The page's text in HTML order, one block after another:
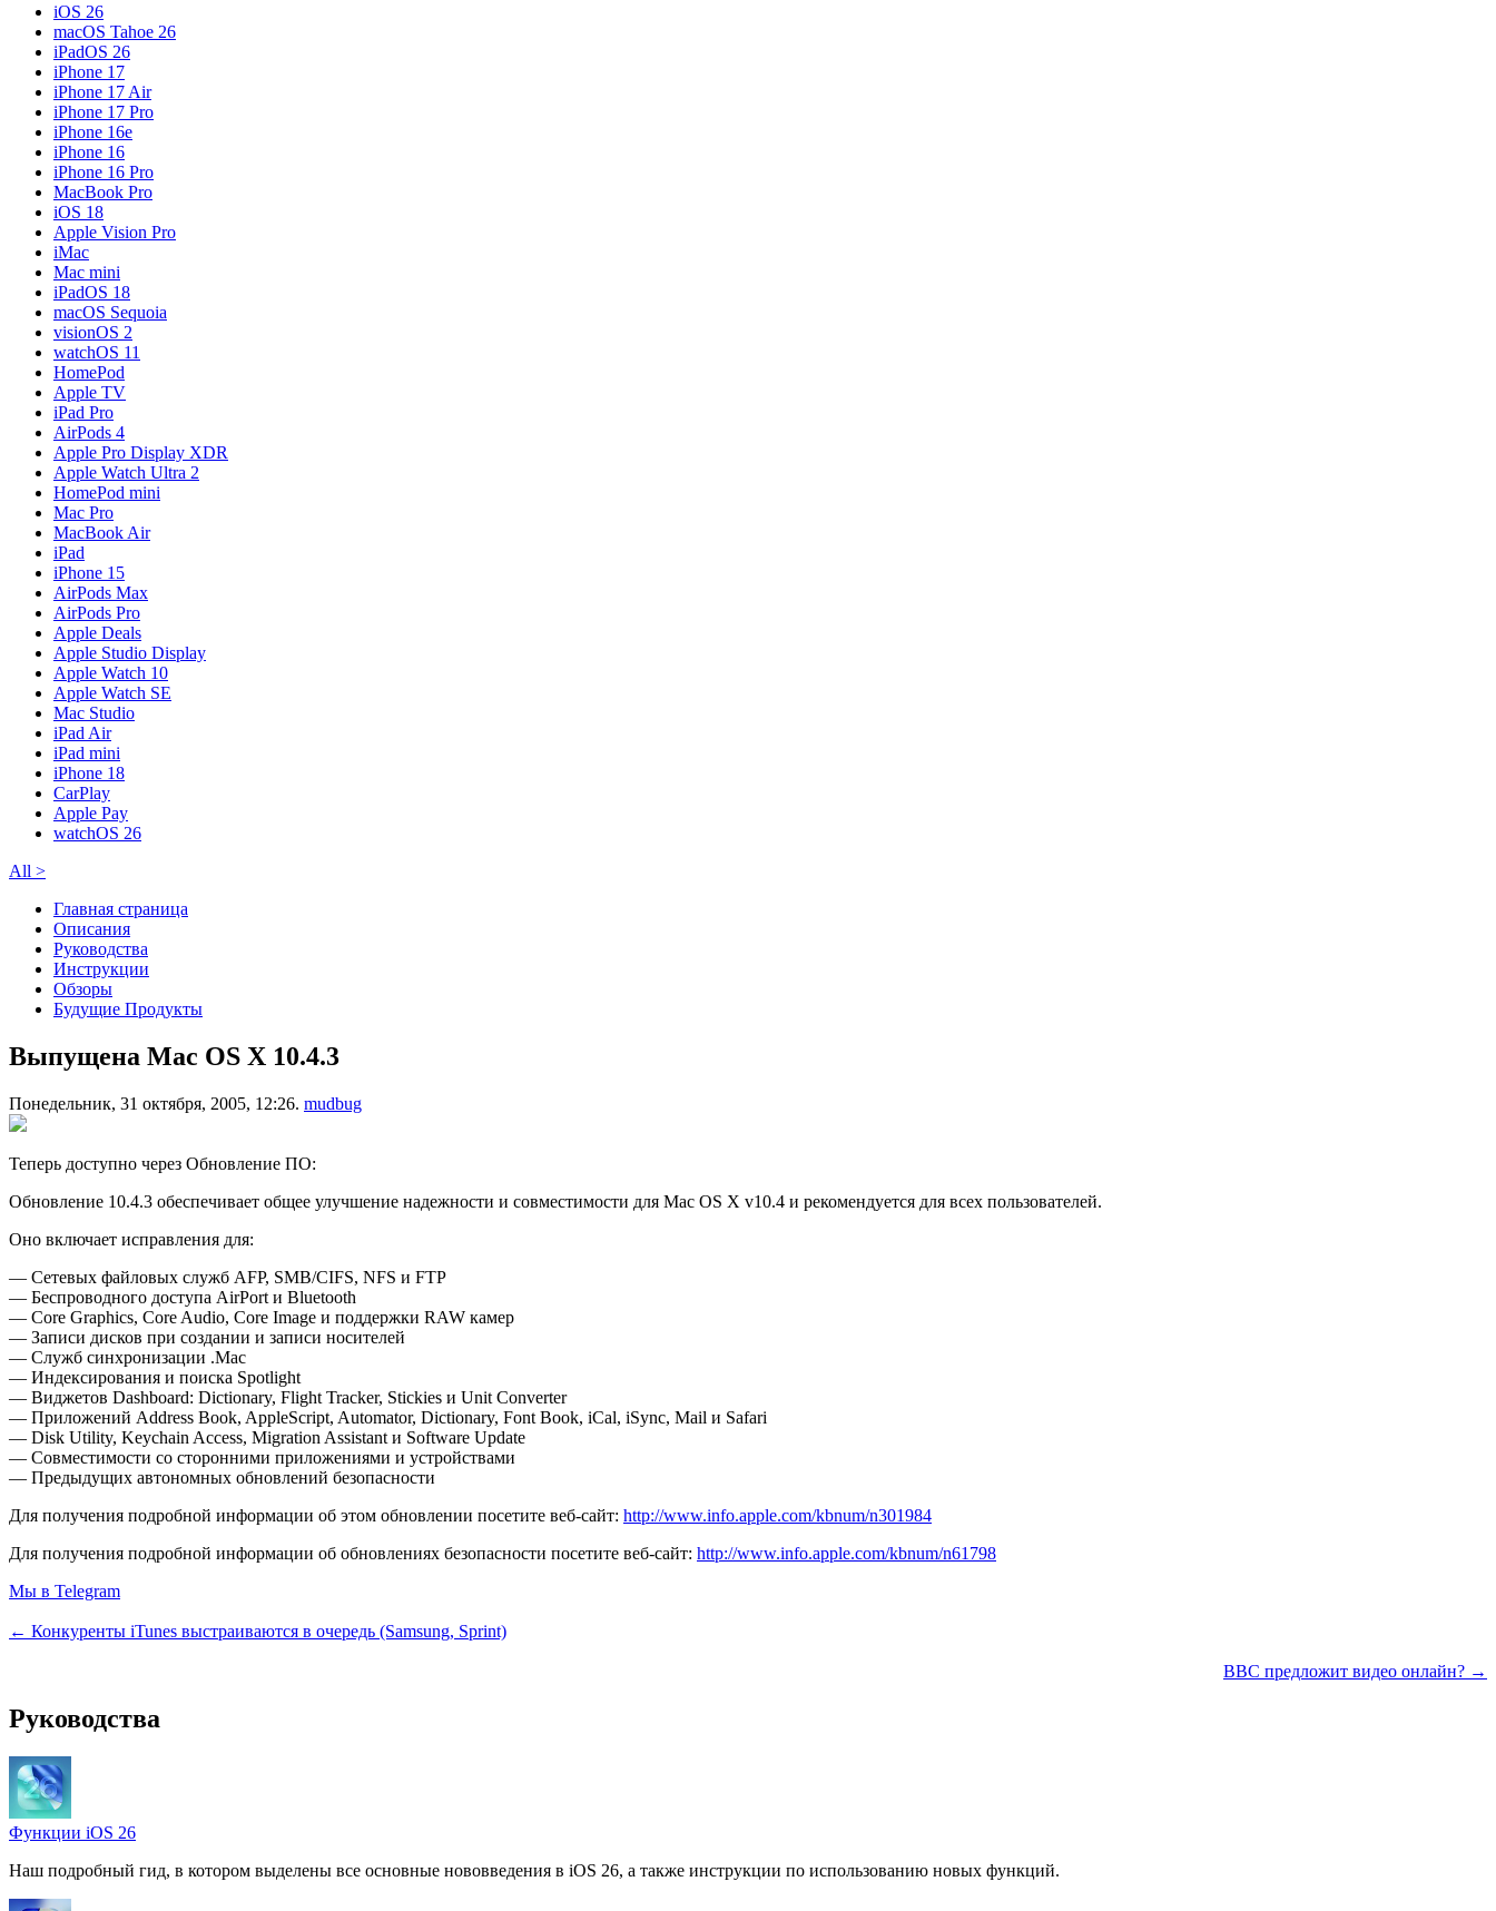
iOS 26
macOS Tahoe 26
iPadOS 26
iPhone 17
iPhone 17 Air
iPhone 17 Pro
iPhone 16e
iPhone 16
iPhone 16 Pro
MacBook Pro
iOS 18
Apple Vision Pro
iMac
Mac mini
iPadOS 18
macOS Sequoia
visionOS 2
watchOS 11
HomePod
Apple TV
iPad Pro
AirPods 4
Apple Pro Display XDR
Apple Watch Ultra 2
HomePod mini
Mac Pro
MacBook Air
iPad
iPhone 15
AirPods Max
AirPods Pro
Apple Deals
Apple Studio Display
Apple Watch 10
Apple Watch SE
Mac Studio
iPad Air
iPad mini
iPhone 18
CarPlay
Apple Pay
watchOS 26
All >
Главная страница
Описания
Руководства
Инструкции
Обзоры
Будущие Продукты
Выпущена Mac OS X 10.4.3
Понедельник, 31 октября, 2005, 12:26. mudbug
Теперь доступно через Обновление ПО:
Обновление 10.4.3 обеспечивает общее улучшение надежности и совместимости для Mac OS X v10.4 и рекомендуется для всех пользователей.
Оно включает исправления для:
— Сетевых файловых служб AFP, SMB/CIFS, NFS и FTP
— Беспроводного доступа AirPort и Bluetooth
— Core Graphics, Core Audio, Core Image и поддержки RAW камер
— Записи дисков при создании и записи носителей
— Служб синхронизации .Mac
— Индексирования и поиска Spotlight
— Виджетов Dashboard: Dictionary, Flight Tracker, Stickies и Unit Converter
— Приложений Address Book, AppleScript, Automator, Dictionary, Font Book, iCal, iSync, Mail и Safari
— Disk Utility, Keychain Access, Migration Assistant и Software Update
— Совместимости со сторонними приложениями и устройствами
— Предыдущих автономных обновлений безопасности
Для получения подробной информации об этом обновлении посетите веб-сайт: http://www.info.apple.com/kbnum/n301984
Для получения подробной информации об обновлениях безопасности посетите веб-сайт: http://www.info.apple.com/kbnum/n61798
Мы в Telegram
← Конкуренты iTunes выстраиваются в очередь (Samsung, Sprint)
BBC предложит видео онлайн? →
Руководства
Функции iOS 26
Наш подробный гид, в котором выделены все основные нововведения в iOS 26, а также инструкции по использованию новых функций.